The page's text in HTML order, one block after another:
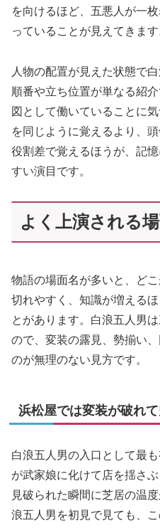
を向けるほど、五悪人が一
っていることが見えてきます
人物の配置が見えた状態で
順番や立ち位置が単なる紹
図として働いていることに
を同じように覚えるより、
役割差で覚えるほうが、記
すい演目です。
よく上演される
物語の場面名が多いと、ど
切れやすく、知識が増える
とがあります。白浪五人男
ので、変装の露見、勢揃い
のが無理のない見方です。
浜松屋では変装が破れ
白浪五人男の入口として最
が武家娘に化けて店を揺さ
見破られた瞬間に芝居の温
浪五人男を初見で見ても、